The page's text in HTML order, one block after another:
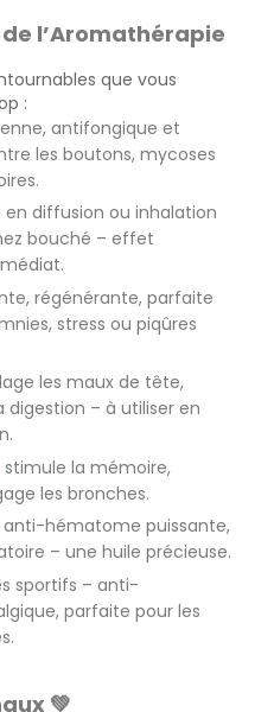
l’Aromathérapie
que vous
:
antifongique et
les boutons, mycoses
en diffusion ou inhalation
bouché – effet
régénérante, parfaite
stress ou piqûres
les maux de tête,
– à utiliser en
stimule la mémoire,
les bronches.
anti-hématome puissante,
– une huile précieuse.
sportifs – anti-
parfaite pour les
💚